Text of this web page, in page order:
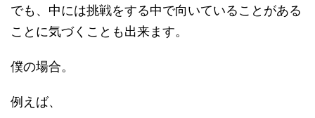
でも、中には挑戦をする中で向いていることがある
ことに気づくことも出来ます。
僕の場合。
例えば、